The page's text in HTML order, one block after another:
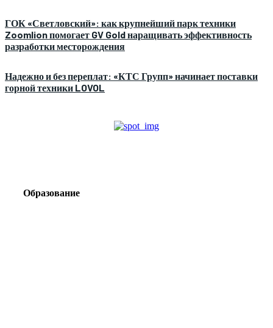
ГОК «Светловский»: как крупнейший парк техники
Zoomlion помогает GV Gold наращивать эффективность
разработки месторождения
Надежно и без переплат: «КТС Групп» начинает поставки
горной техники LOVOL
Образование